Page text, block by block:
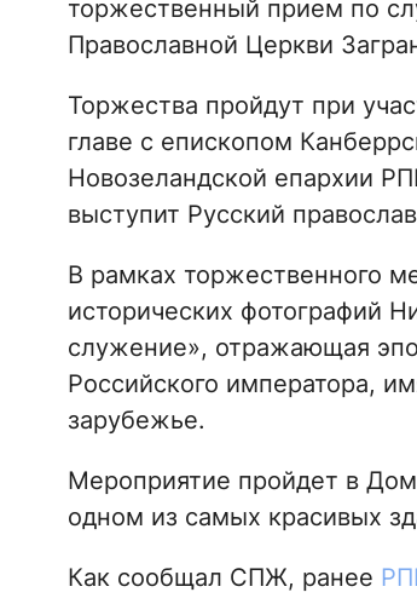
торжественный прием по
Православной Церкви
Торжества пройдут при
главе с епископом
Новозеландской епархии
выступит Русский
В рамках торжественного
исторических фотографий
служение», отражающая
Российского императора,
зарубежье.
Мероприятие пройдет в
одном из самых красивых
Как сообщал СПЖ, ранее